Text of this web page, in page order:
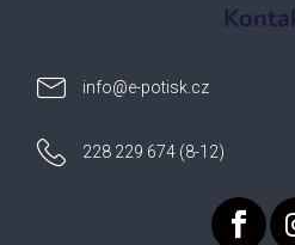
info@e-potisk.cz
228 229 674 (8-12)